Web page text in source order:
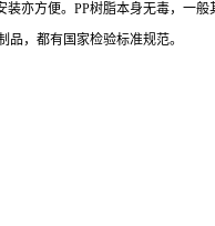
亦方便。PP树脂本身无毒，
，都有国家检验标准规范。